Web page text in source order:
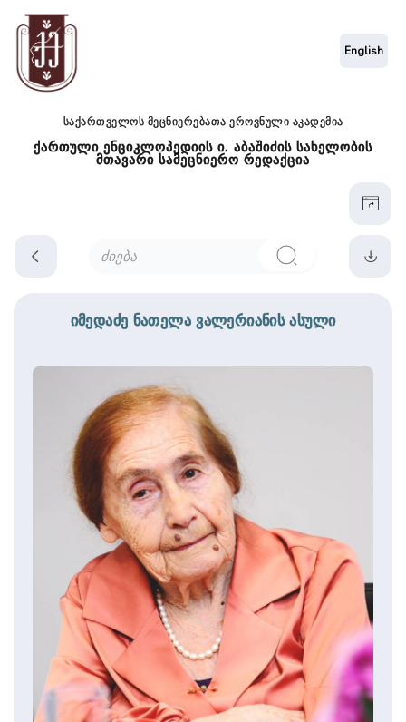
საქართველოს მეცნიერებათა ეროვნული აკადემია
ქართული ენციკლოპედიის ი. აბაშიძის სახელობის
მთავარი სამეცნიერო რედაქცია
English
იმედაძე ნათელა ­ვალერიანის ასუ­ლი